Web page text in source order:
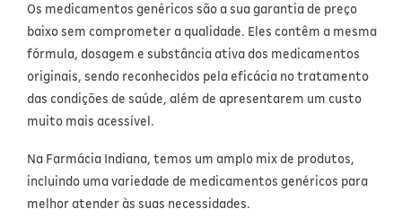
Os medicamentos genéricos são a sua garantia de preço
baixo sem comprometer a qualidade. Eles contêm a mesma
fórmula, dosagem e substância ativa dos medicamentos
originais, sendo reconhecidos pela eficácia no tratamento
das condições de saúde, além de apresentarem um custo
muito mais acessível.
Na Farmácia Indiana, temos um amplo mix de produtos,
incluindo uma variedade de medicamentos genéricos para
melhor atender às suas necessidades.
Saúde Masculina
Psicoativos e Hormonais
Pele e mucosas
Cabelos
Havaianas
Papelaria
Camisas Uv
Suplementos
Ortopédicos
Cirúrgicos
Multilaser
Positivo
Samsung
Tablets
Desodorantes
Cuidados geriátricos
Barba
Higiene bucal